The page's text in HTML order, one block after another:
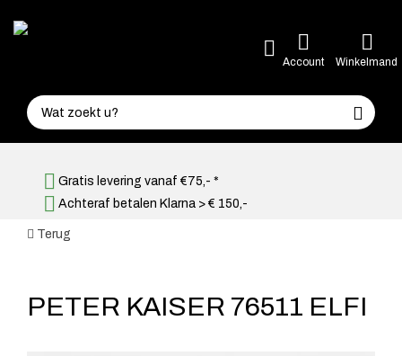
Account Winkelmand
Gratis levering vanaf €75,- *
Achteraf betalen Klarna > € 150,-
Terug
PETER KAISER 76511 ELFI